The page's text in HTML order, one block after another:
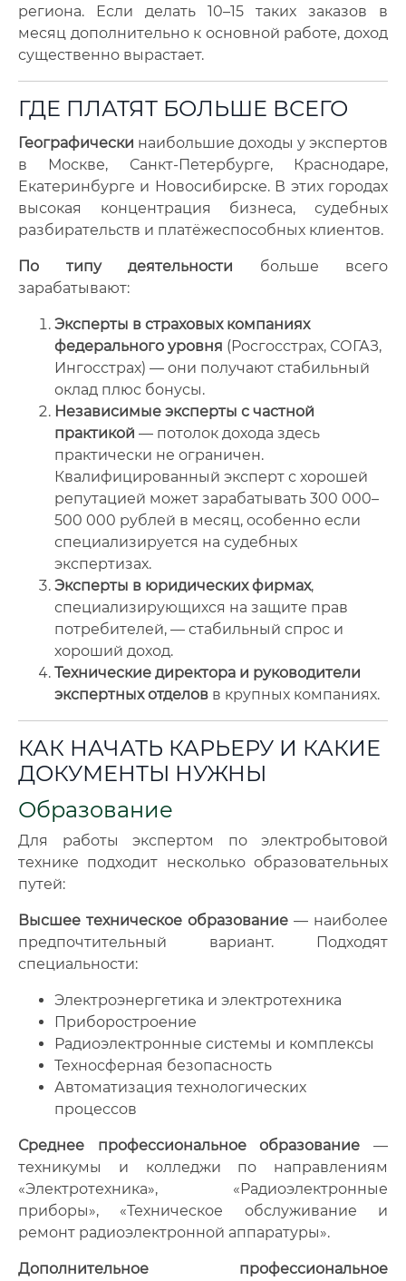
региона. Если делать 10–15 таких заказов в
месяц дополнительно к основной работе, доход
существенно вырастает.
ГДЕ ПЛАТЯТ БОЛЬШЕ ВСЕГО
Географически наибольшие доходы у экспертов
в Москве, Санкт-Петербурге, Краснодаре,
Екатеринбурге и Новосибирске. В этих городах
высокая концентрация бизнеса, судебных
разбирательств и платёжеспособных клиентов.
По типу деятельности больше всего
зарабатывают:
Эксперты в страховых компаниях
федерального уровня (Росгосстрах, СОГАЗ,
Ингосстрах) — они получают стабильный
оклад плюс бонусы.
Независимые эксперты с частной
практикой — потолок дохода здесь
практически не ограничен.
Квалифицированный эксперт с хорошей
репутацией может зарабатывать 300 000–
500 000 рублей в месяц, особенно если
специализируется на судебных
экспертизах.
Эксперты в юридических фирмах,
специализирующихся на защите прав
потребителей, — стабильный спрос и
хороший доход.
Технические директора и руководители
экспертных отделов в крупных компаниях.
КАК НАЧАТЬ КАРЬЕРУ И КАКИЕ
ДОКУМЕНТЫ НУЖНЫ
Образование
Для работы экспертом по электробытовой
технике подходит несколько образовательных
путей:
Высшее техническое образование — наиболее
предпочтительный вариант. Подходят
специальности:
Электроэнергетика и электротехника
Приборостроение
Радиоэлектронные системы и комплексы
Техносферная безопасность
Автоматизация технологических
процессов
Среднее профессиональное образование —
техникумы и колледжи по направлениям
«Электротехника», «Радиоэлектронные
приборы», «Техническое обслуживание и
ремонт радиоэлектронной аппаратуры».
Дополнительное профессиональное